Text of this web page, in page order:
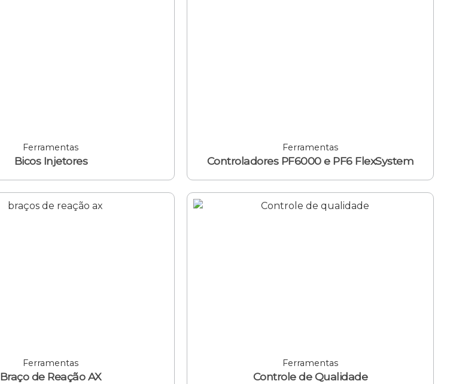
Ferramentas
Bicos Injetores
Ferramentas
Controladores PF6000 e PF6 FlexSystem
Ferramentas
Braço de Reação AX
Ferramentas
Controle de Qualidade